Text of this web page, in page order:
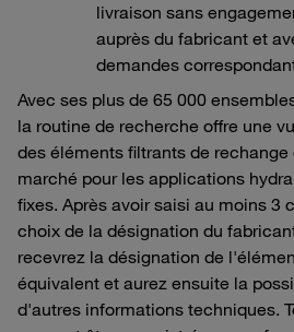
livraison sans
auprès du fabricant et
demandes
Avec ses plus de 65 000
la routine de recherche offre une
des éléments filtrants de
marché pour les applications
fixes. Après avoir saisi au moins 3
choix de la désignation du
recevrez la désignation de
équivalent et aurez ensuite la
d'autres informations techniques.